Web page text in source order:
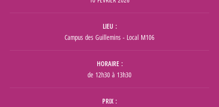
LIEU
Campus des Guillemins - Local M106
HORAIRE
de 12h30 à 13h30
PRIX